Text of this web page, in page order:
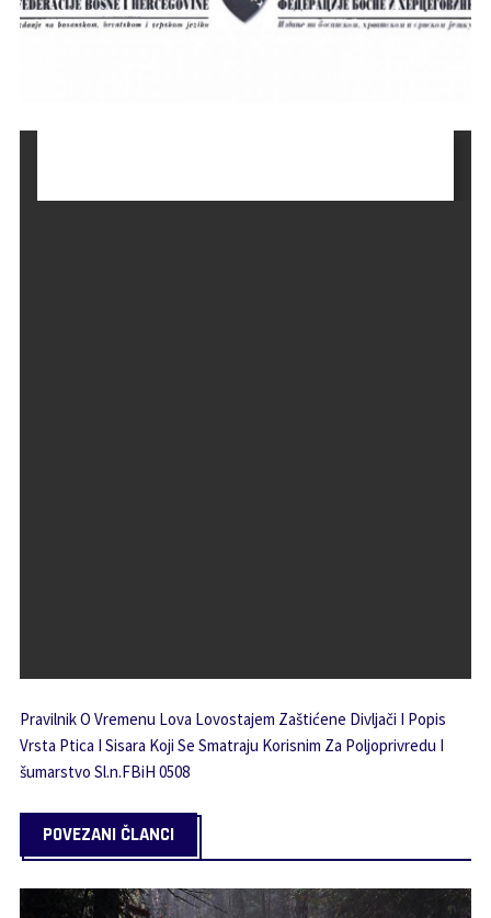
Pravilnik O Vremenu Lova Lovostajem Zaštićene Divljači I Popis
Vrsta Ptica I Sisara Koji Se Smatraju Korisnim Za Poljoprivredu I
šumarstvo Sl.n.FBiH 0508
POVEZANI ČLANCI